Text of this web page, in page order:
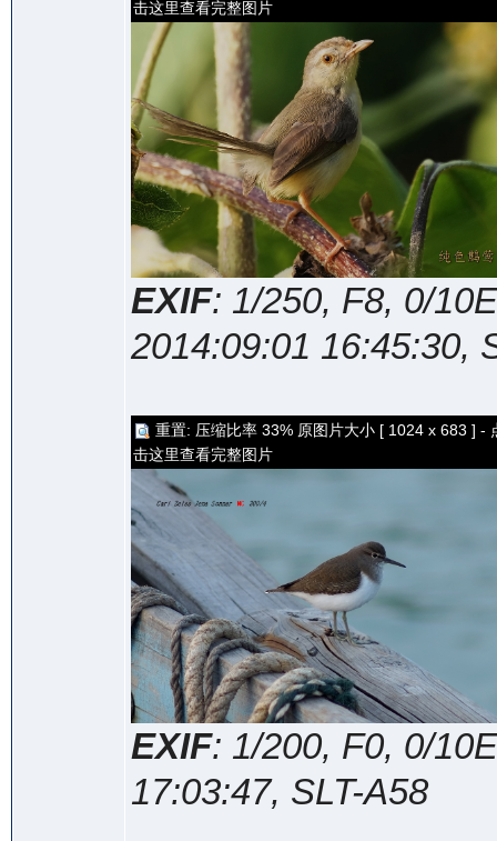
击这里查看完整图片
EXIF: 1/250, F8, 0/
2014:09:01 16:45:30,
重置: 压缩比率 33% 原图片大小 [ 1024 x 683 ] -
击这里查看完整图片
EXIF: 1/200, F0, 0/
17:03:47, SLT-A58